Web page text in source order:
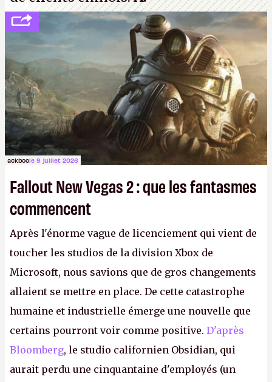
ackboole 9 juillet 2026
Fallout New Vegas 2 : que les fantasmes
commencent
Après l'énorme vague de licenciement qui vient de
toucher les studios de la division Xbox de
Microsoft, nous savions que de gros changements
allaient se mettre en place. De cette catastrophe
humaine et industrielle émerge une nouvelle que
certains pourront voir comme positive. D'après
Bloomberg, le studio californien Obsidian, qui
aurait perdu une cinquantaine d'employés (un